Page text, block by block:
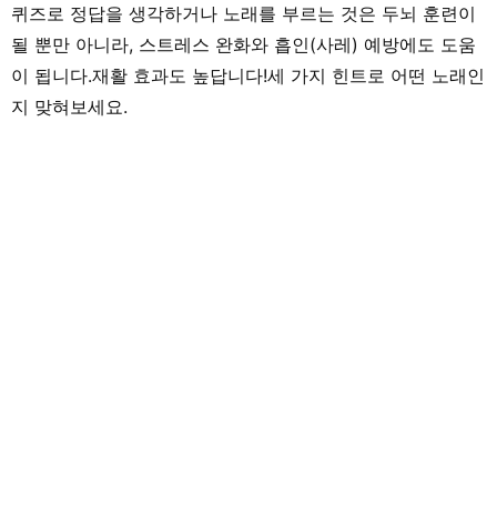
퀴즈로 정답을 생각하거나 노래를 부르는 것은 두뇌 훈련이
될 뿐만 아니라, 스트레스 완화와 흡인(사레) 예방에도 도움
이 됩니다.재활 효과도 높답니다!세 가지 힌트로 어떤 노래인
지 맞혀보세요.